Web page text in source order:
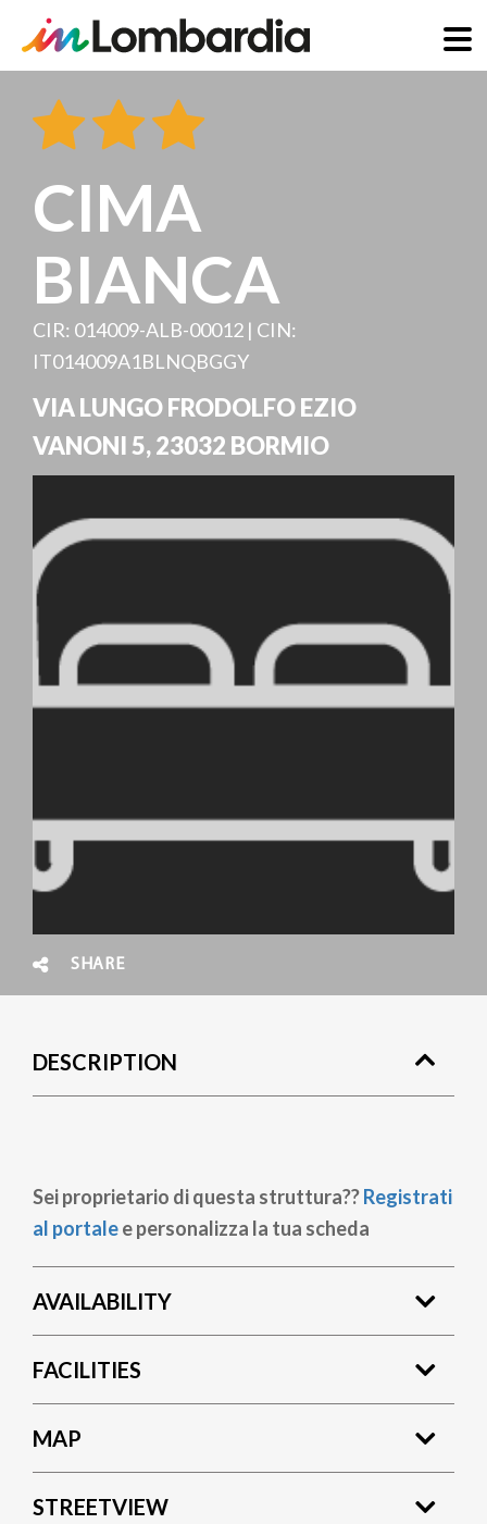
CIMA
BIANCA
CIR: 014009-ALB-00012 | CIN:
IT014009A1BLNQBGGY
VIA LUNGO FRODOLFO EZIO
VANONI 5,23032 BORMIO
SHARE
DESCRIPTION
Sei proprietario di questa struttura??Registrati
al portalee personalizza la tua scheda
AVAILABILITY
FACILITIES
MAP
STREETVIEW